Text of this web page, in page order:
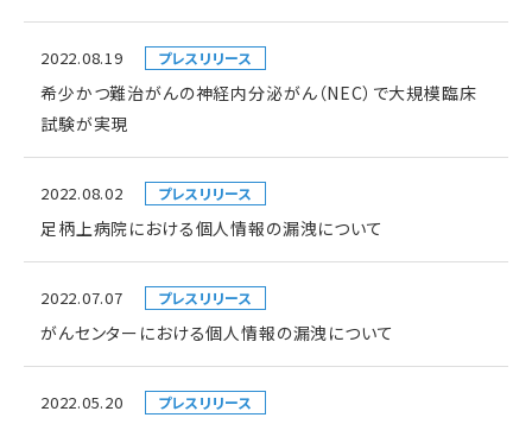
2022.08.19 プレスリリース
希少かつ難治がんの神経内分泌がん（NEC）で大規模臨床
試験が実現
2022.08.02 プレスリリース
足柄上病院における個人情報の漏洩について
2022.07.07 プレスリリース
がんセンターにおける個人情報の漏洩について
2022.05.20 プレスリリース